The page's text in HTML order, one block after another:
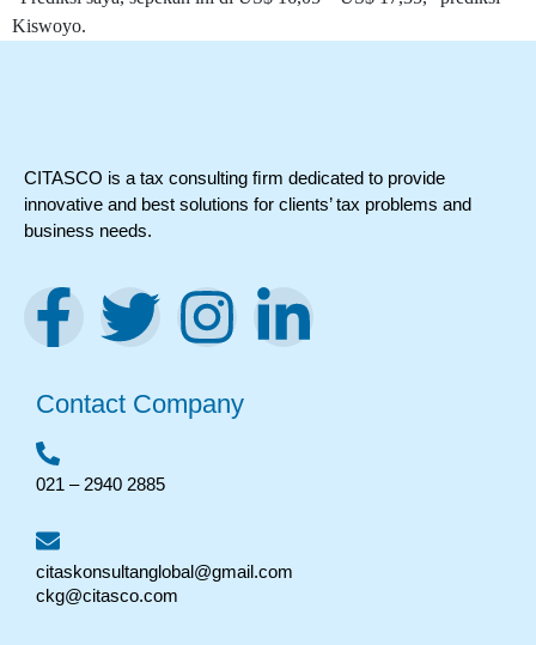
Kiswoyo.
CITASCO is a tax consulting ﬁrm dedicated to provide
innovative and best solutions for clients’ tax problems and
business needs.
Contact Company
021 – 2940 2885
citaskonsultanglobal@gmail.com
ckg@citasco.com